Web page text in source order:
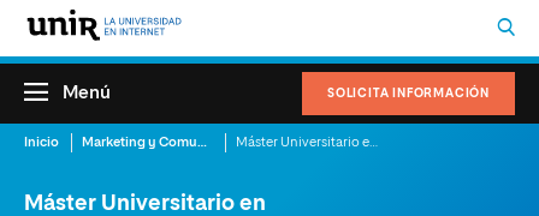
SOLICITA INFORMACIÓN
Menú
Inicio Marketing y Comunicación
Máster Universitario en